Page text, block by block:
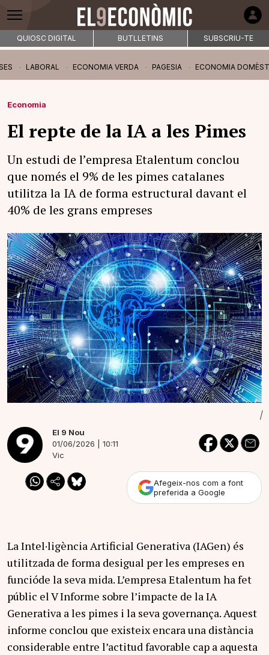
QUIOSC DIGITAL BUTLLETINS SUBSCRIU-TE
LABORAL ECONOMIA VERDA PAGESIA ECONOMIA
Economia
El repte de la IA a les Pimes
Un estudi de l’empresa Etalentum conclou
que només el 9% de les pimes catalanes
utilitza la IA de forma estructural davant el
40% de les grans empreses
|
El 9 Nou
01/06/2026 | 10:11
Vic
Afegeix-nos com a font
preferida a Google
La Intel·ligència Artificial Generativa (IAGen) és
utilitzada de forma desigual per les empreses en
funcióde la seva mida. L’empresa Etalentum ha fet
públic el V Informe sobre l’impacte de la IA
Generativa a les pimes i la seva governança. Aquest
informe conclou que existeix encara una distància
considerable entre l’actitud favorable cap a aquesta